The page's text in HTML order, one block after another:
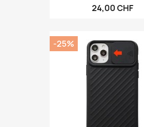
24,00 CHF
-25%